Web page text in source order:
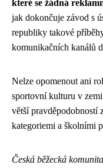
které se žádná
jak dokončuje závod s
republiky takové
komunikačních kanálů
Nelze opomenout ani
sportovní kulturu v
větší pravděpodobností
kategoriemi a školními
Česká běžecká